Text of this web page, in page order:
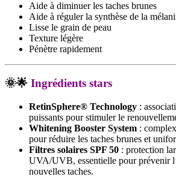
Aide à diminuer les taches brunes
Aide à réguler la synthèse de la
Lisse le grain de peau
Texture légère
Pénètre rapidement
🌞🌟 Ingrédients stars
RetinSphere® Technology :
puissants pour stimuler le
Whitening Booster System :
pour réduire les taches brunes et
Filtres solaires SPF 50 : protection
UVA/UVB, essentielle pour prévenir
nouvelles taches.